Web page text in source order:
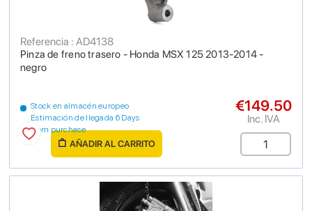
Pinza de freno trasero - Honda MSX 125 2013-2014 -
negro
Referencia : AD4138
Stock en almacén europeo
Estimación de llegada 6 Days
from purchase
€149.50
Inc. IVA
AÑADIR AL CARRITO